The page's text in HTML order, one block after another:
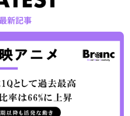
最新記事